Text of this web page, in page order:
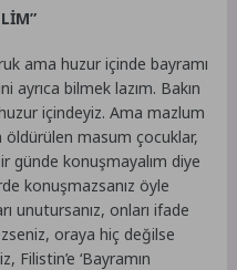
ama huzur içinde bayramı
ayrıca bilmek lazım. Bakın
içindeyiz. Ama mazlum
masum çocuklar,
günde konuşmayalım diye
konuşmazsanız öyle
unutursanız, onları ifade
oraya hiç değilse
Filistin’e ‘Bayramın